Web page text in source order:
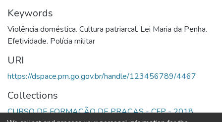
Keywords
Violência doméstica. Cultura patriarcal. Lei Maria da Penha.
Efetividade. Polícia militar
URI
https://dspace.pm.go.gov.br/handle/123456789/4467
Collections
CURSO DE FORMAÇÃO DE PRAÇAS - CFP - 2018